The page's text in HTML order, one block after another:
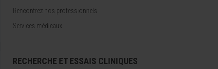
Rencontrez nos professionnels
Services médicaux
RECHERCHE ET ESSAIS CLINIQUES